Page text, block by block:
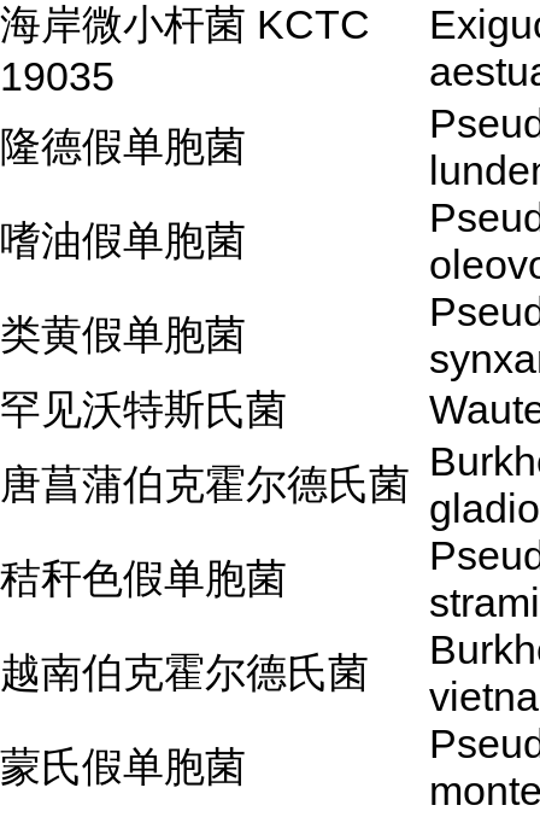
海岸微小杆菌 KCTC
19035
隆德假单胞菌
嗜油假单胞菌
类黄假单胞菌
罕见沃特斯氏菌
唐菖蒲伯克霍尔德氏菌
秸秆色假单胞菌
越南伯克霍尔德氏菌
蒙氏假单胞菌